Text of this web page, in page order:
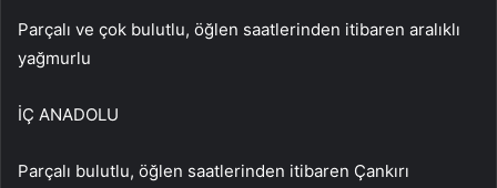
Parçalı ve çok bulutlu, öğlen saatlerinden itibaren aralıklı
yağmurlu
İÇ ANADOLU
Parçalı bulutlu, öğlen saatlerinden itibaren Çankırı